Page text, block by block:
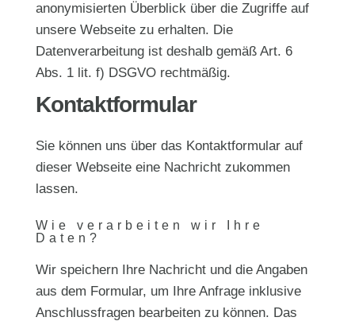
anonymisierten Überblick über die Zugriffe auf
unsere Webseite zu erhalten. Die
Datenverarbeitung ist deshalb gemäß Art. 6
Abs. 1 lit. f) DSGVO rechtmäßig.
Kontaktformular
Sie können uns über das Kontaktformular auf
dieser Webseite eine Nachricht zukommen
lassen.
Wie verarbeiten wir Ihre
Daten?
Wir speichern Ihre Nachricht und die Angaben
aus dem Formular, um Ihre Anfrage inklusive
Anschlussfragen bearbeiten zu können. Das